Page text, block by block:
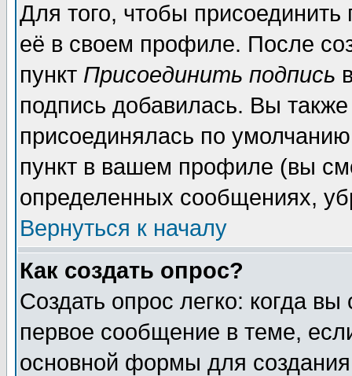
Для того, чтобы
её в своем профиле. После
пункт Присоединить подпись
подпись добавилась. Вы
присоединялась по
пункт в вашем профиле (вы
определенных сообщениях,
Вернуться к началу
Как создать опрос?
Создать опрос легко: когда
первое сообщение в теме,
основной формы для